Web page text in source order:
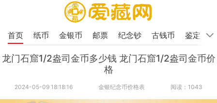
首页 纸币 金银币 邮票 纪念钞 古钱币 鉴定
龙门石窟1/2盎司金币多少钱 龙门石窟1/2盎司金币价
格
2024-05-09 18:18:16 金银纪念币价格表 阅读：1043